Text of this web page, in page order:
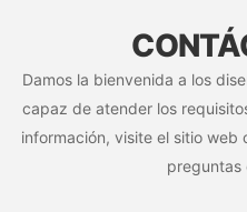
Damos la bienvenida a los
capaz de atender los
información, visite el sitio
preguntas